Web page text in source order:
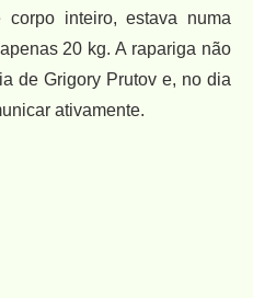
corpo inteiro, estava numa
20 kg. A rapariga não
de Grigory Prutov e, no dia
ativamente.